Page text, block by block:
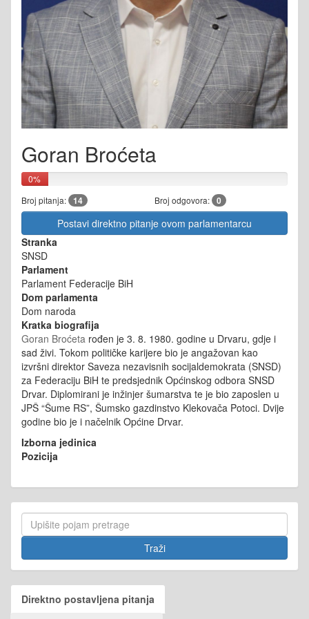
Goran Broćeta
0%
Broj pitanja: 14 Broj odgovora: 0
Postavi direktno pitanje ovom parlamentarcu
Stranka
SNSD
Parlament
Parlament Federacije BiH
Dom parlamenta
Dom naroda
Kratka biografija
Goran Broćeta rođen je 3. 8. 1980. godine u Drvaru, gdje i
sad živi. Tokom političke karijere bio je angažovan kao
izvršni direktor Saveza nezavisnih socijaldemokrata (SNSD)
za Federaciju BiH te predsjednik Općinskog odbora SNSD
Drvar. Diplomirani je inžinjer šumarstva te je bio zaposlen u
JPŠ “Šume RS”, Šumsko gazdinstvo Klekovača Potoci. Dvije
godine bio je i načelnik Općine Drvar.
Izborna jedinica
Pozicija
Direktno postavljena pitanja